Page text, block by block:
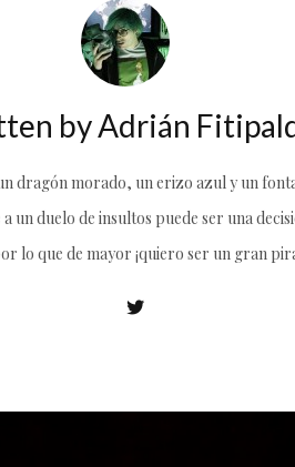
byAdrián
dragón morado, un erizo azul y un
un duelo de insultos puede ser una
lo que de mayor ¡quiero ser un gran